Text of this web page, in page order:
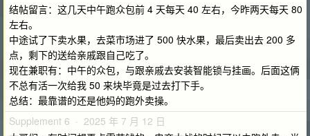
结帖留言：这几天中午跑众包前 4 天每天 40 左右，今昨两天每天 80
左右。
中途试了下卖水果，去菜市场进了 500 快水果，最后卖出去 200 多
点，剩下的送给亲戚跟自己吃了。
现在兼职有：中午的众包，与跟亲戚去安装智能锁与挂画。后面这俩
不总有活一次给我 50 来块毕竟是过去打下手。
总结：最靠谱的还是他妈的跑外卖操。
Supplement 6 · 2025 年 7 月 12 日